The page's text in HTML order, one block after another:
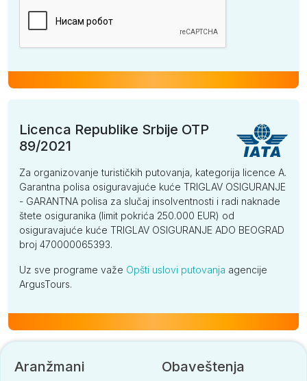
Licenca Republike Srbije OTP
89/2021
Za organizovanje turističkih putovanja, kategorija licence A.
Garantna polisa osiguravajuće kuće TRIGLAV OSIGURANJE
- GARANTNA polisa za slučaj insolventnosti i radi naknade
štete osiguranika (limit pokrića 250.000 EUR) od
osiguravajuće kuće TRIGLAV OSIGURANJE ADO BEOGRAD
broj 470000065393.
Uz sve programe važe Opšti uslovi putovanja agencije
ArgusTours.
Aranžmani Obaveštenja